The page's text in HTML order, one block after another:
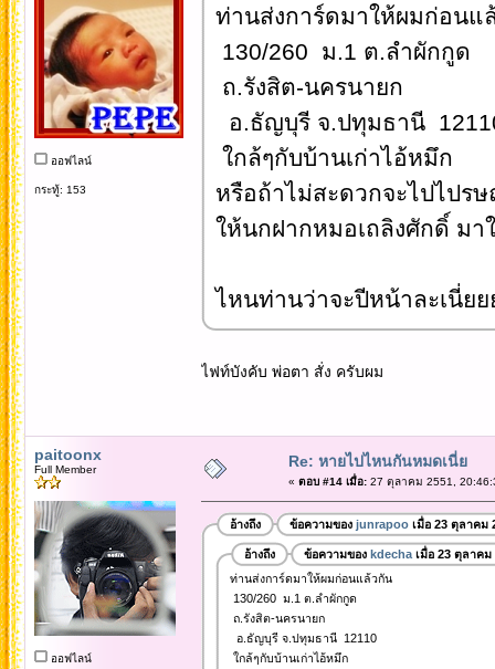
ออฟไลน์
กระทู้: 153
ท่านส่งการ์ดมาให้ผมก่อนแ
130/260 ม.1 ต.ลำผักกูด
ถ.รังสิต-นครนายก
อ.ธัญบุรี จ.ปทุมธานี
ใกล้ๆกับบ้านเก่าไอ้หมึก
หรือถ้าไม่สะดวกจะไปไปร
ให้นกฝากหมอเถลิงศักดิ์ ม
ไหนท่านว่าจะปีหน้าละเนี่ยย
ไฟท์บังคับ พ่อตา สั่ง ครับผม
paitoonx
Full Member
ออฟไลน์
Re: หายไปไหนกันหมดเนี่ย
« ตอบ #14 เมื่อ:27 ตุลาคม 2551,
อ้างถึง ข้อความของ junrapooเมื่อ 23 ตุลาคม
อ้างถึง ข้อความของ kdechaเมื่อ 23 ตุลาคม
ท่านส่งการ์ดมาให้ผมก่อนแล้วกัน
130/260 ม.1 ต.ลำผักกูด
ถ.รังสิต-นครนายก
อ.ธัญบุรี จ.ปทุมธานี 12110
ใกล้ๆกับบ้านเก่าไอ้หมึก